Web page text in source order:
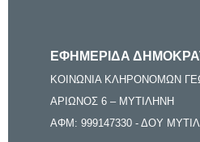
ΕΦΗΜΕΡΙΔΑ
ΚΟΙΝΩΝΙΑ ΚΛΗΡΟΝΟΜΩΝ
ΑΡΙΩΝΟΣ 6 – ΜΥΤΙΛΗΝΗ
ΑΦΜ: 999147330 - ΔΟΥ